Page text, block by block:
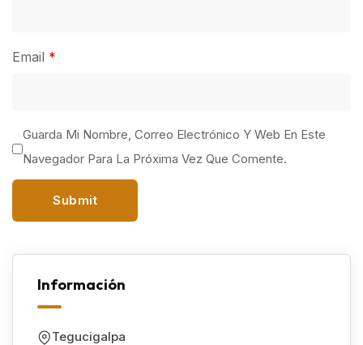
Email *
Guarda Mi Nombre, Correo Electrónico Y Web En Este
Navegador Para La Próxima Vez Que Comente.
Información
Tegucigalpa